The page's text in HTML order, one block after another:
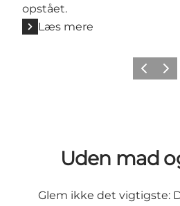
opstået.
Læs mere
ForrigeNæste
Uden mad
Glem ikke det vigtigste: